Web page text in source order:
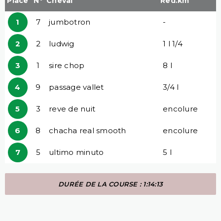
1 7 jumbotron -
2 2 ludwig 1 l 1/4
3 1 sire chop 8 l
4 9 passage vallet 3/4 l
5 3 reve de nuit encolure
6 8 chacha real smooth encolure
7 5 ultimo minuto 5 l
DURÉE DE LA COURSE : 1:14:13